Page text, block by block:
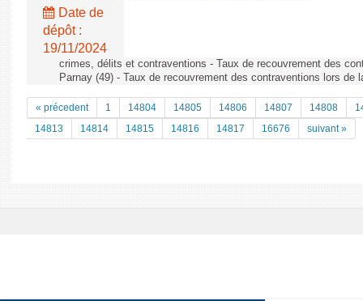
Date de
dépôt :
19/11/2024
crimes, délits et contraventions - Taux de recouvrement des
Parnay (49) - Taux de recouvrement des contraventions lors de
« précedent 1 14804 14805 14806 14807 14808
14813
14814 14815 14816 14817 16676 suivant »